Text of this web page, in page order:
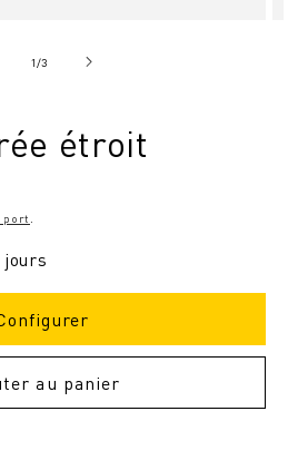
1/de
3
étroit
port
jours
au panier